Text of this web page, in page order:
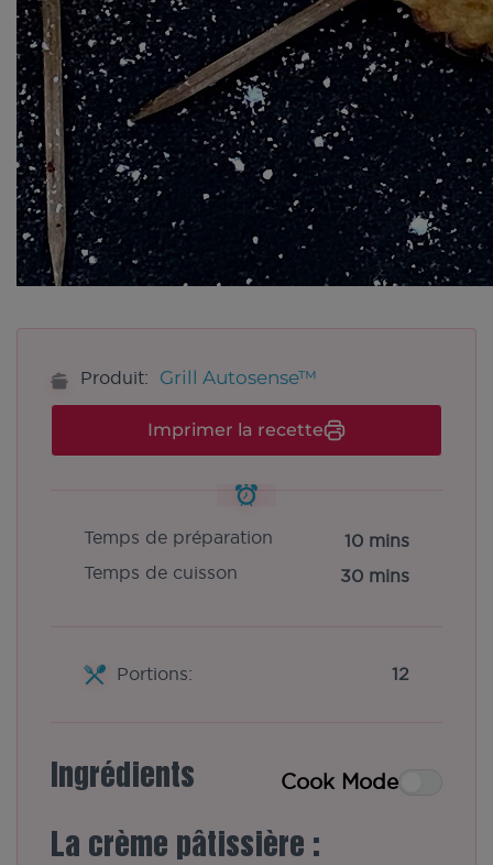
Produit: Grill Autosense™
Imprimer la recette
Temps de préparation
10 mins
Temps de cuisson
30 mins
Portions: 12
Ingrédients Cook Mode
La crème pâtissière :